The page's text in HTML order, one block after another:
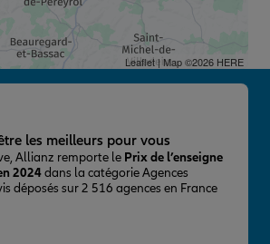
Leaflet| Map ©2026 HERE
les meilleurs pour vous
Allianz remporte le Prix de l’enseigne
2024dans la catégorie Agences
déposés sur 2 516 agences en France